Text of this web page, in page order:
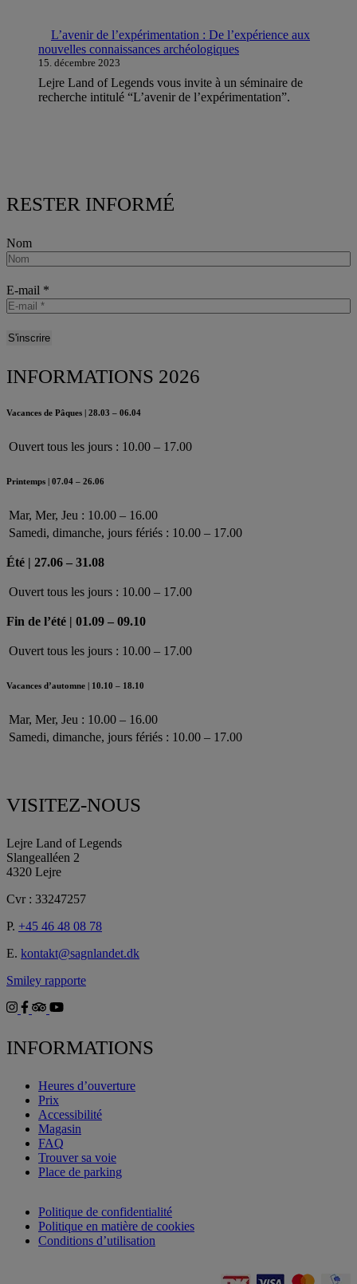
e
j
r
L
a
g
d
s
h
i
d
o
a
d
e
5
u
n
L’avenir de l’expérimentation : De l’expérience aux
nouvelles connaissances archéologiques
15. décembre 2023
Lejre Land of Legends vous invite à un séminaire de
recherche intitulé “L’avenir de l’expérimentation”.
RESTER INFORMÉ
Nom
E-mail *
INFORMATIONS 2026
Vacances de Pâques | 28.03 – 06.04
Ouvert tous les jours : 10.00 – 17.00
Printemps | 07.04 – 26.06
Mar, Mer, Jeu : 10.00 – 16.00
Samedi, dimanche, jours fériés : 10.00 – 17.00
Été | 27.06 – 31.08
Ouvert tous les jours : 10.00 – 17.00
Fin de l’été | 01.09 – 09.10
Ouvert tous les jours : 10.00 – 17.00
Vacances d’automne | 10.10 – 18.10
Mar, Mer, Jeu : 10.00 – 16.00
Samedi, dimanche, jours fériés : 10.00 – 17.00
VISITEZ-NOUS
Lejre Land of Legends
Slangealléen 2
4320 Lejre
Cvr : 33247257
P. +45 46 48 08 78
E. kontakt@sagnlandet.dk
Smiley rapporte
INFORMATIONS
Heures d’ouverture
Prix
Accessibilité
Magasin
FAQ
Trouver sa voie
Place de parking
Politique de confidentialité
Politique en matière de cookies
Conditions d’utilisation